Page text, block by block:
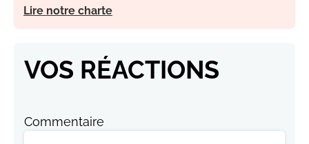
Lire notre charte
VOS RÉACTIONS
Commentaire